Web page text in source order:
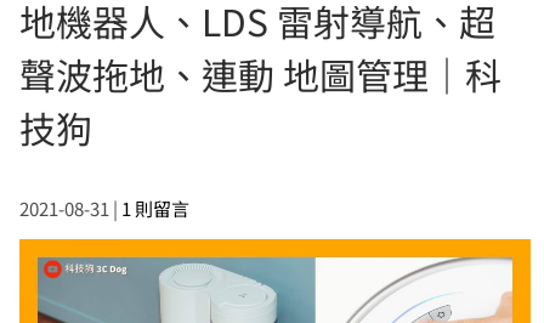
地機器人、LDS 雷射導航、超
聲波拖地、連動 地圖管理｜科
技狗
2021-08-31 | 1 則留言